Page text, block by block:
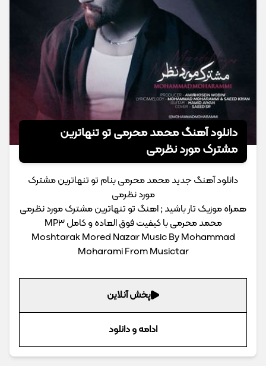
دانلود آهنگ محمد محرمی تو تنهاترین
مشترک‌ مورد نظرمی
دانلود آهنگ جدید محمد محرمی بنام تو تنهاترین مشترک‌
مورد نظرمی
همراه موزیک تار باشید ; اهنگ تو تنهاترین مشترک‌ مورد نظرمی
محمد محرمی با کیفیت فوق العاده و کامل MP3
Moshtarak Mored Nazar Music By Mohammad
Moharami From Musictar
پخش آنلاین
ادامه و دانلود